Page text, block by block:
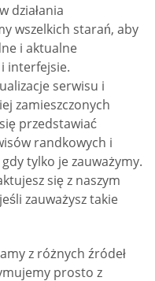
działania
wszelkich starań, aby
i aktualne
interfejsie.
serwisu i
zamieszczonych
przedstawiać
randkowych i
tylko je zauważymy.
się z naszym
zauważysz takie
z różnych źródeł
prosto z